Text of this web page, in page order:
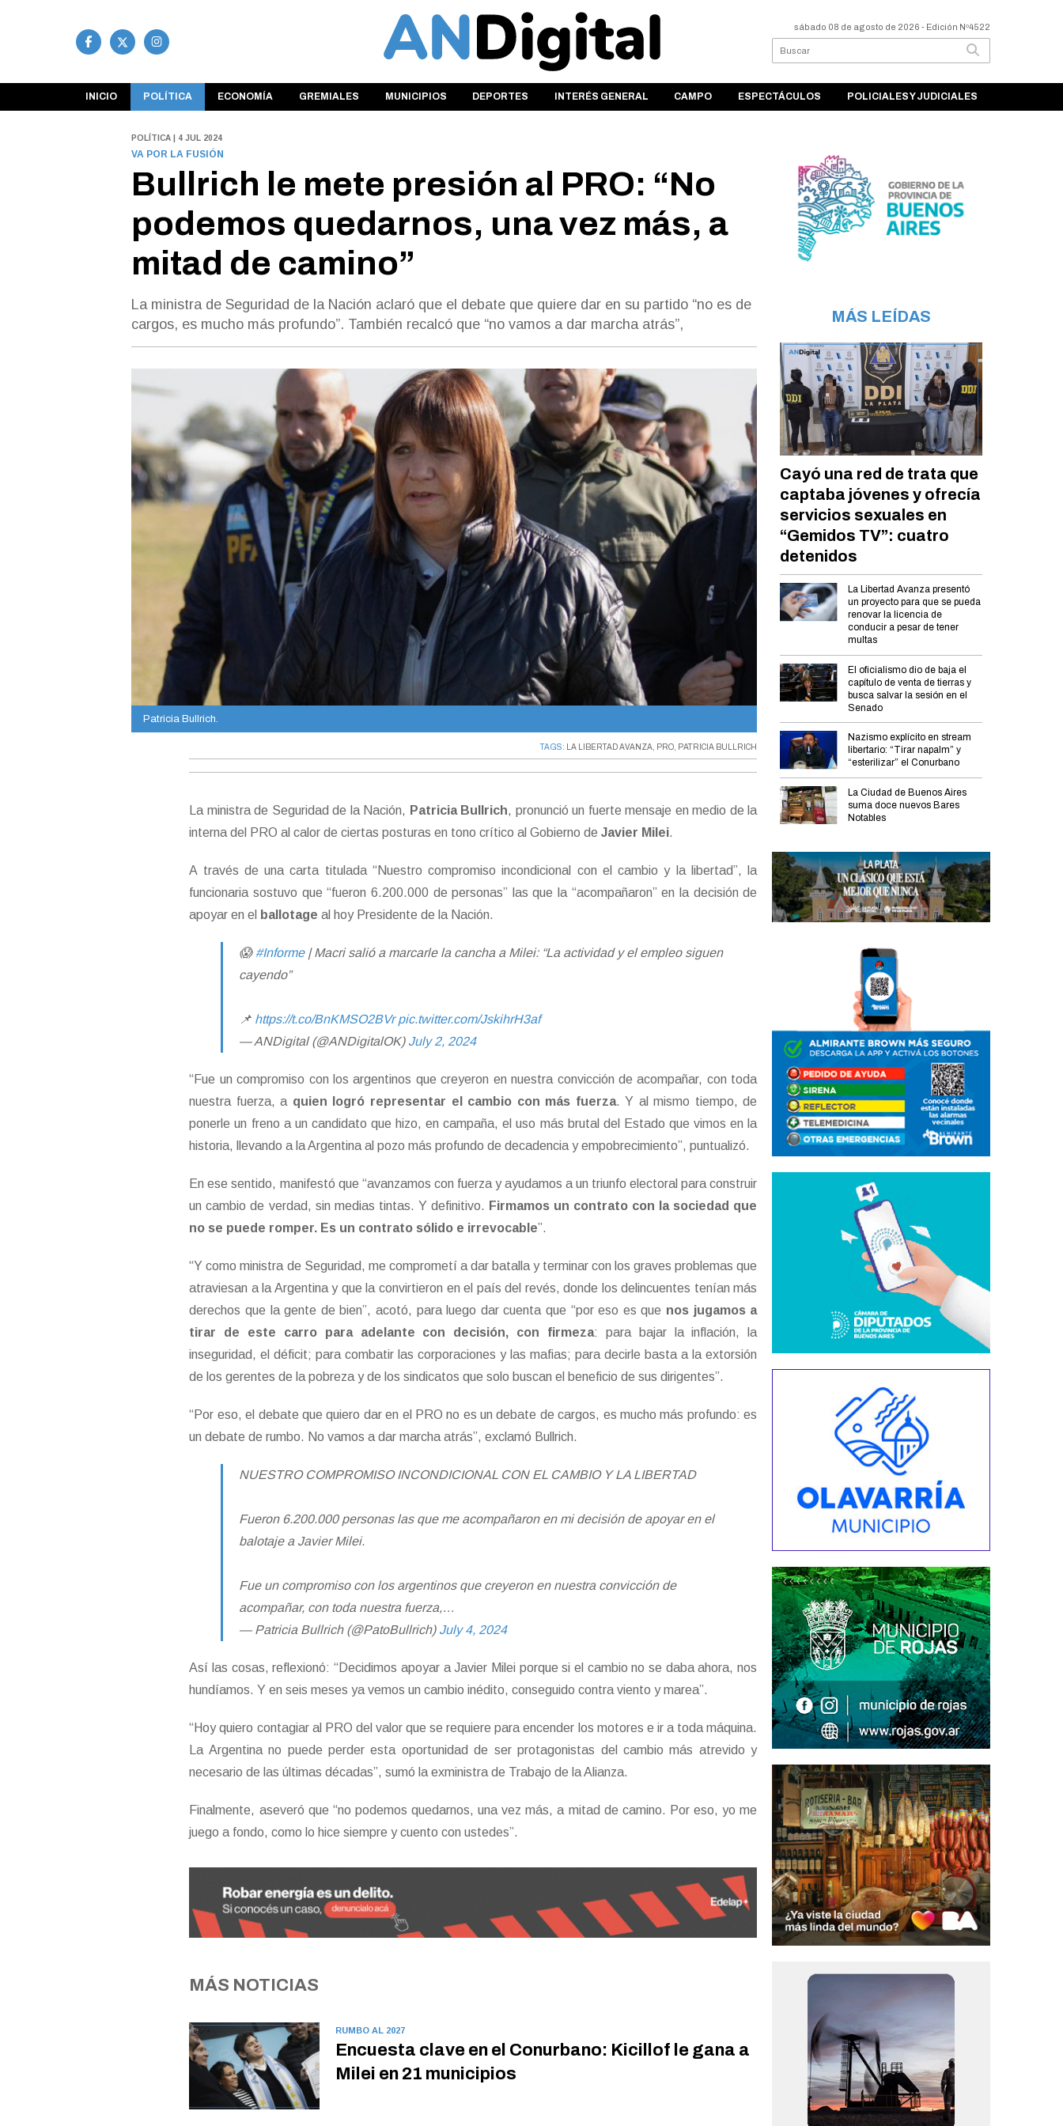
sábado 08 de agosto de 2026 - Edición Nº4522
INICIO POLÍTICA ECONOMÍA GREMIALES MUNICIPIOS DEPORTES INTERÉS GENERAL CAMPO ESPECTÁCULOS POLICIALES Y JUDICIALES
POLÍTICA | 4 JUL 2024
VA POR LA FUSIÓN
Bullrich le mete presión al PRO: “No
podemos quedarnos, una vez más, a
mitad de camino”
La ministra de Seguridad de la Nación aclaró que el debate que quiere dar en su partido “no es de
cargos, es mucho más profundo”. También recalcó que “no vamos a dar marcha atrás”,
Patricia Bullrich.
TAGS: LA LIBERTAD AVANZA, PRO, PATRICIA BULLRICH
La ministra de Seguridad de la Nación, Patricia Bullrich, pronunció un fuerte mensaje en medio de la
interna del PRO al calor de ciertas posturas en tono crítico al Gobierno de Javier Milei.
A través de una carta titulada “Nuestro compromiso incondicional con el cambio y la libertad”, la
funcionaria sostuvo que “fueron 6.200.000 de personas” las que la “acompañaron” en la decisión de
apoyar en el
ballotageal hoy Presidente de la Nación.
😱 #Informe| Macri salió a marcarle la cancha a Milei: “La actividad y el empleo siguen
cayendo”
📌 https://t.co/BnKMSO2BVr pic.twitter.com/JskihrH3af
— ANDigital (@ANDigitalOK) July 2, 2024
“Fue un compromiso con los argentinos que creyeron en nuestra convicción de acompañar, con toda
nuestra fuerza, a quien logró representar el cambio con más fuerza. Y al mismo tiempo, de
ponerle un freno a un candidato que hizo, en campaña, el uso más brutal del Estado que vimos en la
historia, llevando a la Argentina al pozo más profundo de decadencia y empobrecimiento”, puntualizó.
En ese sentido, manifestó que “avanzamos con fuerza y ayudamos a un triunfo electoral para construir
un cambio de verdad, sin medias tintas. Y definitivo. Firmamos un contrato con la sociedad que
no se puede romper. Es un contrato sólido e irrevocable”.
“Y como ministra de Seguridad, me comprometí a dar batalla y terminar con los graves problemas que
atraviesan a la Argentina y que la convirtieron en el país del revés, donde los delincuentes tenían más
derechos que la gente de bien”, acotó, para luego dar cuenta que “por eso es que nos jugamos a
tirar de este carro para adelante con decisión, con firmeza: para bajar la inflación, la
inseguridad, el déficit; para combatir las corporaciones y las mafias; para decirle basta a la extorsión
de los gerentes de la pobreza y de los sindicatos que solo buscan el beneficio de sus dirigentes”.
“Por eso, el debate que quiero dar en el PRO no es un debate de cargos, es mucho más profundo: es
un debate de rumbo. No vamos a dar marcha atrás”, exclamó Bullrich.
NUESTRO COMPROMISO INCONDICIONAL CON EL CAMBIO Y LA LIBERTAD
Fueron 6.200.000 personas las que me acompañaron en mi decisión de apoyar en el
balotaje a Javier Milei.
Fue un compromiso con los argentinos que creyeron en nuestra convicción de
acompañar, con toda nuestra fuerza,…
— Patricia Bullrich (@PatoBullrich) July 4, 2024
Así las cosas, reflexionó: “Decidimos apoyar a Javier Milei porque si el cambio no se daba ahora, nos
hundíamos. Y en seis meses ya vemos un cambio inédito, conseguido contra viento y marea”.
“Hoy quiero contagiar al PRO del valor que se requiere para encender los motores e ir a toda máquina.
La Argentina no puede perder esta oportunidad de ser protagonistas del cambio más atrevido y
necesario de las últimas décadas”, sumó la exministra de Trabajo de la Alianza.
Finalmente, aseveró que “no podemos quedarnos, una vez más, a mitad de camino. Por eso, yo me
juego a fondo, como lo hice siempre y cuento con ustedes”.
MÁS NOTICIAS
RUMBO AL 2027
Encuesta clave en el Conurbano: Kicillof le gana a
Milei en 21 municipios
MÁS LEÍDAS
Cayó una red de trata que
captaba jóvenes y ofrecía
servicios sexuales en
“Gemidos TV”: cuatro
detenidos
La Libertad Avanza presentó
un proyecto para que se pueda
renovar la licencia de
conducir a pesar de tener
multas
El oficialismo dio de baja el
capítulo de venta de tierras y
busca salvar la sesión en el
Senado
Nazismo explícito en stream
libertario: “Tirar napalm” y
“esterilizar” el Conurbano
La Ciudad de Buenos Aires
suma doce nuevos Bares
Notables